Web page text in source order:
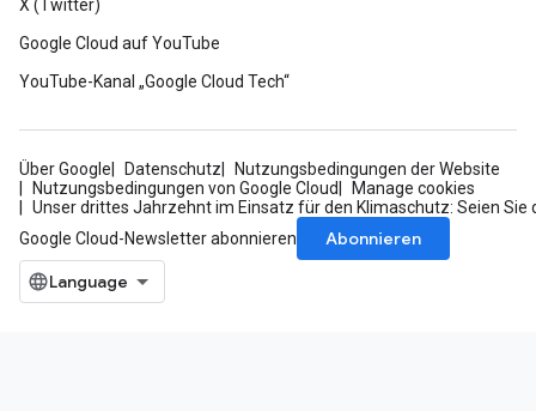
X (Twitter)
Google Cloud auf YouTube
YouTube-Kanal „Google Cloud Tech“
Über Google Datenschutz
Nutzungsbedingungen der Website
Nutzungsbedingungen von Google Cloud
Manage cookies
Unser drittes Jahrzehnt im Einsatz für den Klimaschutz: Seien Sie
Google Cloud-Newsletter abonnieren
Abonnieren